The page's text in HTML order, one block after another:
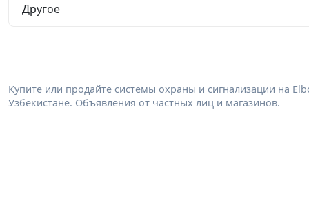
Другое
Купите или продайте системы охраны и сигнализации на
Узбекистане. Объявления от частных лиц и магазинов.